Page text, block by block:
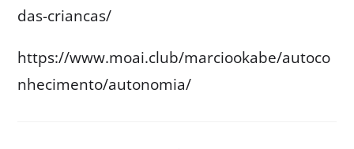
das-criancas/
https://www.moai.club/marciookabe/autoco
nhecimento/autonomia/